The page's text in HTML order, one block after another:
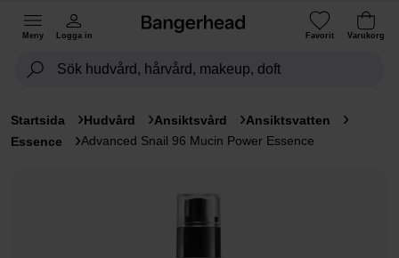
Meny Logga in Favorit Varukorg
Startsida Hudvård Ansiktsvård
Ansiktsvatten
Essence
Advanced Snail 96 Mucin Power Essence